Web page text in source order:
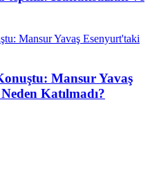
Mansur Yavaş
Katılmadı?